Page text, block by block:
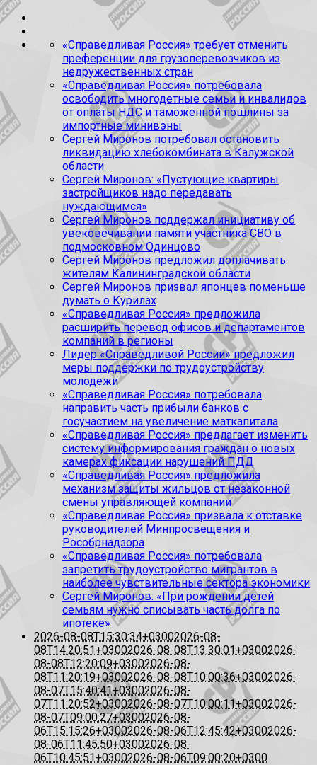
«Справедливая Россия» требует отменить
преференции для грузоперевозчиков из
недружественных стран
«Справедливая Россия» потребовала
освободить многодетные семьи и инвалидов
от оплаты НДС и таможенной пошлины за
импортные минивэны
Сергей Миронов потребовал остановить
ликвидацию хлебокомбината в Калужской
области
Сергей Миронов: «Пустующие квартиры
застройщиков надо передавать
нуждающимся»
Сергей Миронов поддержал инициативу об
увековечивании памяти участника СВО в
подмосковном Одинцово
Сергей Миронов предложил доплачивать
жителям Калининградской области
Сергей Миронов призвал японцев поменьше
думать о Курилах
«Справедливая Россия» предложила
расширить перевод офисов и департаментов
компаний в регионы
Лидер «Справедливой России» предложил
меры поддержки по трудоустройству
молодежи
«Справедливая Россия» потребовала
направить часть прибыли банков с
госучастием на увеличение маткапитала
«Справедливая Россия» предлагает изменить
систему информирования граждан о новых
камерах фиксации нарушений ПДД
«Справедливая Россия» предложила
механизм защиты жильцов от незаконной
смены управляющей компании
«Справедливая Россия» призвала к отставке
руководителей Минпросвещения и
Рособрнадзора
«Справедливая Россия» потребовала
запретить трудоустройство мигрантов в
наиболее чувствительные сектора экономики
Сергей Миронов: «При рождении детей
семьям нужно списывать часть долга по
ипотеке»
2026-08-08T15:30:34+03002026-08-
08T14:20:51+03002026-08-08T13:30:01+03002026-
08-08T12:20:09+03002026-08-
08T11:20:19+03002026-08-08T10:00:36+03002026-
08-07T15:40:41+03002026-08-
07T11:20:52+03002026-08-07T10:00:11+03002026-
08-07T09:00:27+03002026-08-
06T15:15:26+03002026-08-06T12:45:42+03002026-
08-06T11:45:50+03002026-08-
06T10:45:51+03002026-08-06T09:00:20+0300